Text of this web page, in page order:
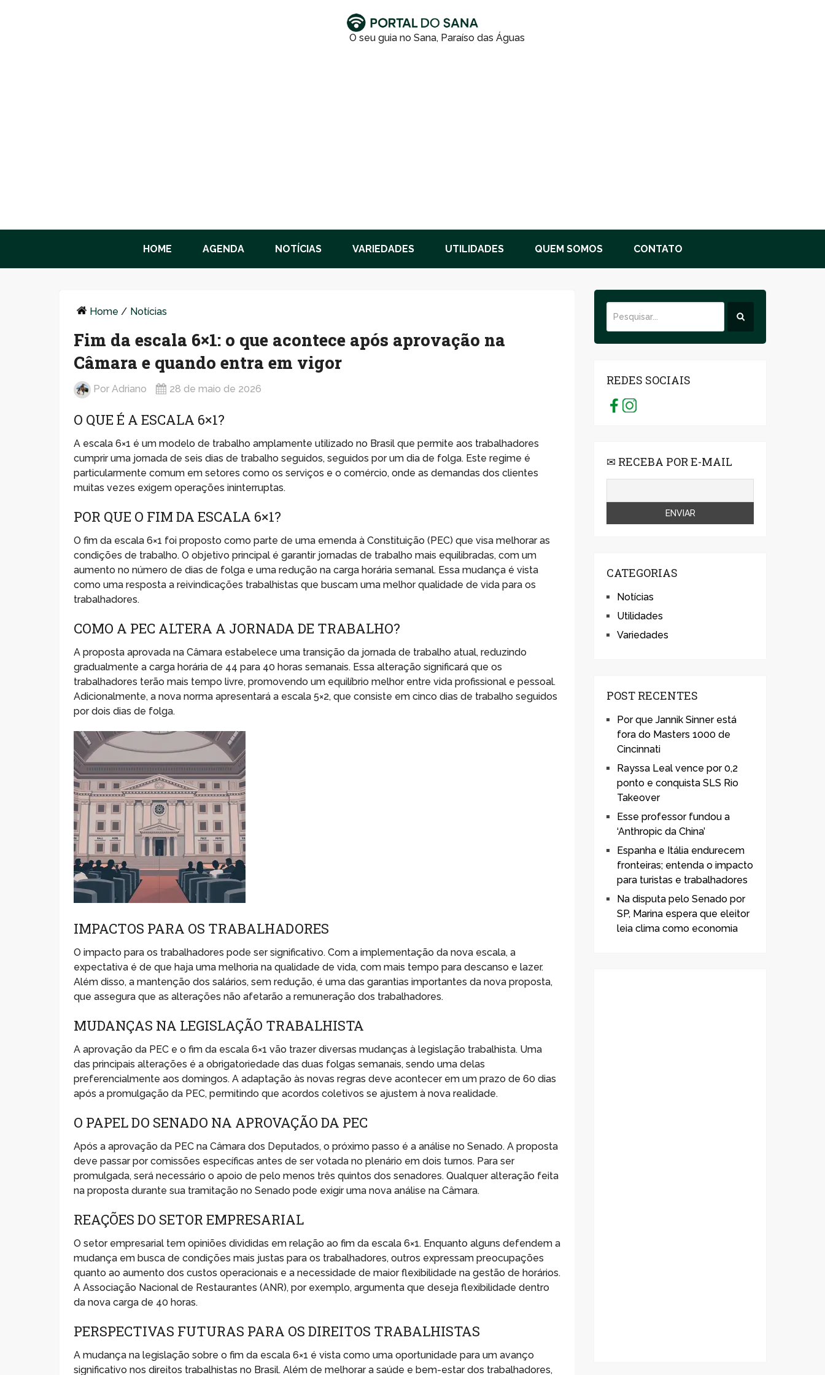
HOME AGENDA NOTÍCIAS VARIEDADES UTILIDADES QUEM SOMOS CONTATO
Home / Notícias
Fim da escala 6×1: o que acontece após aprovação na
Câmara e quando entra em vigor
PorAdriano 28 de maio de 2026
O QUE É A ESCALA 6×1?
A escala 6×1 é um modelo de trabalho amplamente utilizado no Brasil que permite aos trabalhadores
cumprir uma jornada de seis dias de trabalho seguidos, seguidos por um dia de folga. Este regime é
particularmente comum em setores como os serviços e o comércio, onde as demandas dos clientes
muitas vezes exigem operações ininterruptas.
POR QUE O FIM DA ESCALA 6×1?
O fim da escala 6×1 foi proposto como parte de uma emenda à Constituição (PEC) que visa melhorar as
condições de trabalho. O objetivo principal é garantir jornadas de trabalho mais equilibradas, com um
aumento no número de dias de folga e uma redução na carga horária semanal. Essa mudança é vista
como uma resposta a reivindicações trabalhistas que buscam uma melhor qualidade de vida para os
trabalhadores.
COMO A PEC ALTERA A JORNADA DE TRABALHO?
A proposta aprovada na Câmara estabelece uma transição da jornada de trabalho atual, reduzindo
gradualmente a carga horária de 44 para 40 horas semanais. Essa alteração significará que os
trabalhadores terão mais tempo livre, promovendo um equilíbrio melhor entre vida profissional e pessoal.
Adicionalmente, a nova norma apresentará a escala 5×2, que consiste em cinco dias de trabalho seguidos
por dois dias de folga.
IMPACTOS PARA OS TRABALHADORES
O impacto para os trabalhadores pode ser significativo. Com a implementação da nova escala, a
expectativa é de que haja uma melhoria na qualidade de vida, com mais tempo para descanso e lazer.
Além disso, a mantenção dos salários, sem redução, é uma das garantias importantes da nova proposta,
que assegura que as alterações não afetarão a remuneração dos trabalhadores.
MUDANÇAS NA LEGISLAÇÃO TRABALHISTA
A aprovação da PEC e o fim da escala 6×1 vão trazer diversas mudanças à legislação trabalhista. Uma
das principais alterações é a obrigatoriedade das duas folgas semanais, sendo uma delas
preferencialmente aos domingos. A adaptação às novas regras deve acontecer em um prazo de 60 dias
após a promulgação da PEC, permitindo que acordos coletivos se ajustem à nova realidade.
O PAPEL DO SENADO NA APROVAÇÃO DA PEC
Após a aprovação da PEC na Câmara dos Deputados, o próximo passo é a análise no Senado. A proposta
deve passar por comissões específicas antes de ser votada no plenário em dois turnos. Para ser
promulgada, será necessário o apoio de pelo menos três quintos dos senadores. Qualquer alteração feita
na proposta durante sua tramitação no Senado pode exigir uma nova análise na Câmara.
REAÇÕES DO SETOR EMPRESARIAL
O setor empresarial tem opiniões divididas em relação ao fim da escala 6×1. Enquanto alguns defendem a
mudança em busca de condições mais justas para os trabalhadores, outros expressam preocupações
quanto ao aumento dos custos operacionais e a necessidade de maior flexibilidade na gestão de horários.
A Associação Nacional de Restaurantes (ANR), por exemplo, argumenta que deseja flexibilidade dentro
da nova carga de 40 horas.
PERSPECTIVAS FUTURAS PARA OS DIREITOS TRABALHISTAS
A mudança na legislação sobre o fim da escala 6×1 é vista como uma oportunidade para um avanço
significativo nos direitos trabalhistas no Brasil. Além de melhorar a saúde e bem-estar dos trabalhadores,
REDES SOCIAIS
✉ RECEBA POR E-MAIL
CATEGORIAS
Notícias
Utilidades
Variedades
POST RECENTES
Por que Jannik Sinner está
fora do Masters 1000 de
Cincinnati
Rayssa Leal vence por 0,2
ponto e conquista SLS Rio
Takeover
Esse professor fundou a
‘Anthropic da China’
Espanha e Itália endurecem
fronteiras; entenda o impacto
para turistas e trabalhadores
Na disputa pelo Senado por
SP, Marina espera que eleitor
leia clima como economia